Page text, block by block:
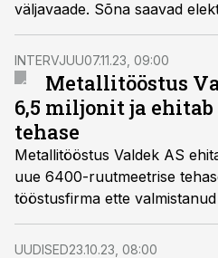
väljavaade. Sõna saavad
masina-, pakendi- ja
INTERVJUU07.11.23, 09:00
Metallitööstus
6,5 miljonit ja ehitab
tehase
Metallitööstus Valdek AS
uue 6400-ruutmeetrise
tööstusfirma ette valmistanud
UUDISED23.10.23, 08:00